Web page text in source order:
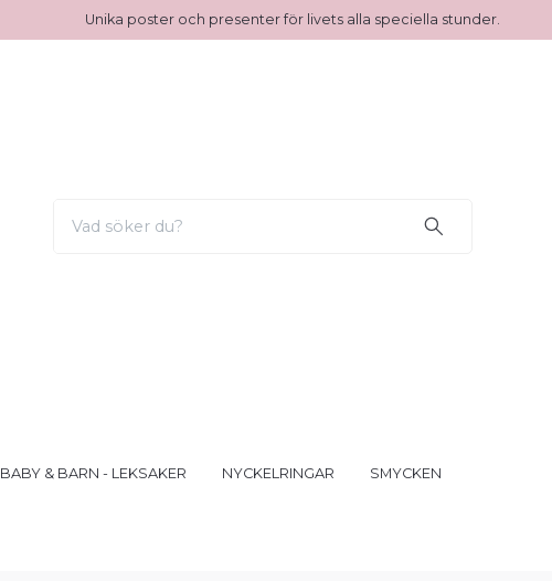
Unika poster och presenter för livets alla speciella stunder.
BABY & BARN - LEKSAKER NYCKELRINGAR SMYCKEN